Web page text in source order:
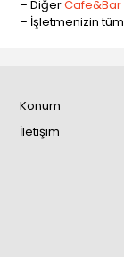
– DiğerCafe&Bar
– İşletmenizin
Konum
İletişim